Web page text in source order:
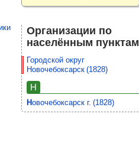
Организации по
населённым пунктам
Городской округ
Новочебоксарск (1828)
Н
Новочебоксарск г. (1828)